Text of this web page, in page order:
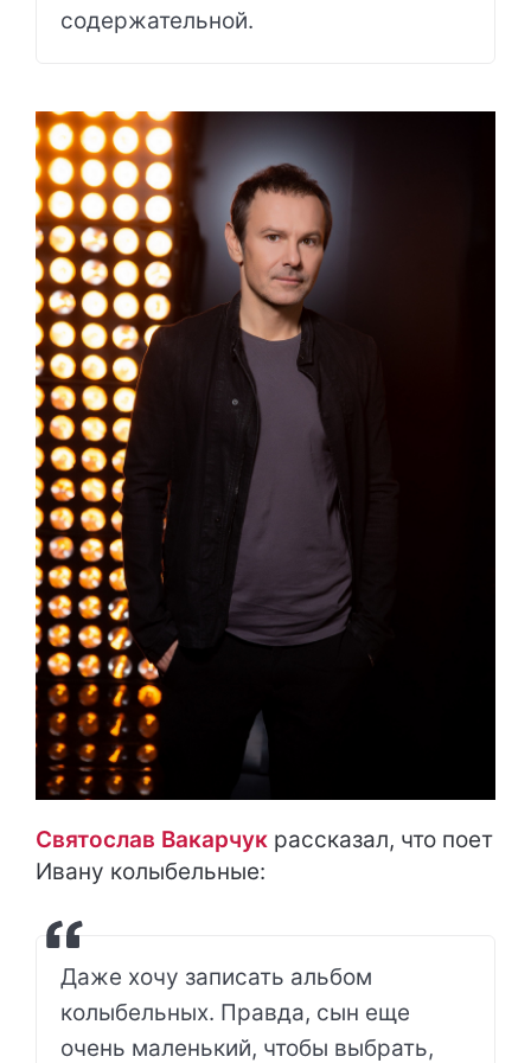
содержательной.
Святослав Вакарчук рассказал, что поет
Ивану колыбельные:
Даже хочу записать альбом
колыбельных. Правда, сын еще
очень маленький, чтобы выбрать,